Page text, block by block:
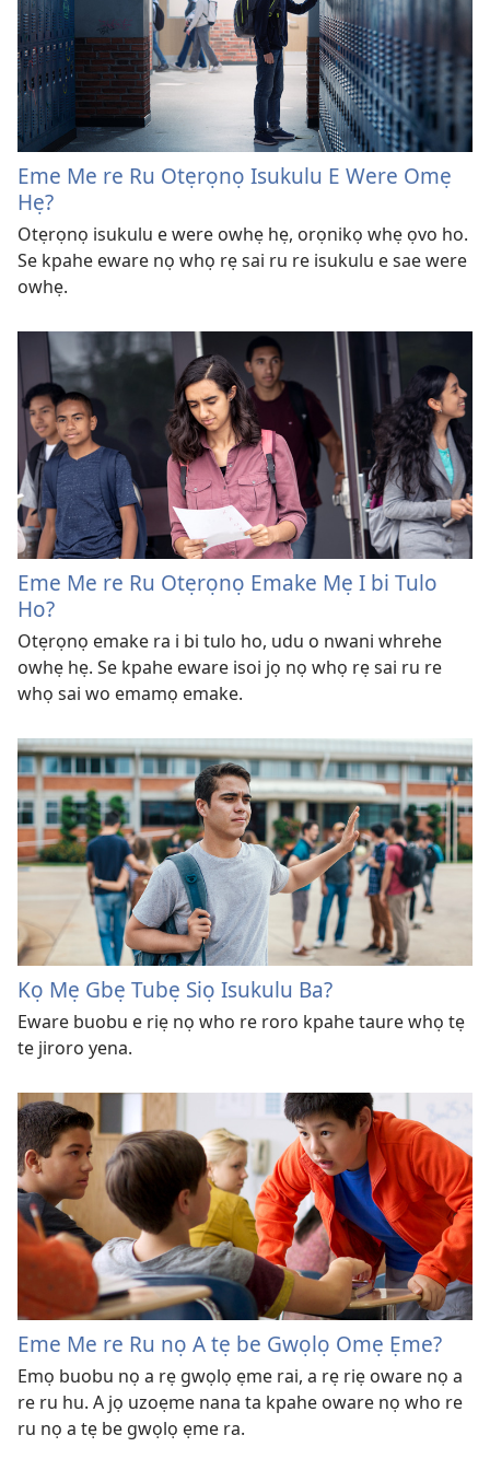
Eme Me re Ru Otẹrọnọ Isukulu E Were Omẹ
Hẹ?
Otẹrọnọ isukulu e were owhẹ hẹ, orọnikọ whẹ ọvo ho.
Se kpahe eware nọ whọ rẹ sai ru re isukulu e sae were
owhẹ.
Eme Me re Ru Otẹrọnọ Emake Mẹ I bi Tulo
Ho?
Otẹrọnọ emake ra i bi tulo ho, udu o nwani whrehe
owhẹ hẹ. Se kpahe eware isoi jọ nọ whọ rẹ sai ru re
whọ sai wo emamọ emake.
Kọ Mẹ Gbẹ Tubẹ Siọ Isukulu Ba?
Eware buobu e riẹ nọ who re roro kpahe taure whọ tẹ
te jiroro yena.
Eme Me re Ru nọ A tẹ be Gwọlọ Omẹ Ẹme?
Emọ buobu nọ a rẹ gwọlọ ẹme rai, a rẹ riẹ oware nọ a
re ru hu. A jọ uzoẹme nana ta kpahe oware nọ who re
ru nọ a tẹ be gwọlọ ẹme ra.